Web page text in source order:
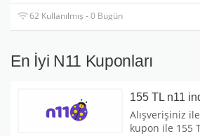
62 Kullanılmış - 0 Bugün
En İyi N11 Kuponları
155 TL n11
Alışverişiniz
kupon ile 155